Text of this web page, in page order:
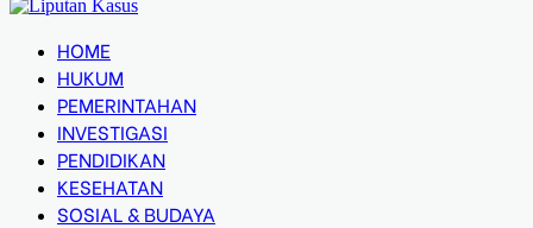
HOME
HUKUM
PEMERINTAHAN
INVESTIGASI
PENDIDIKAN
KESEHATAN
SOSIAL & BUDAYA